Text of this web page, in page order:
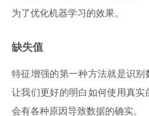
为了优化机器学习的效果。
缺失值
特征增强的第一种方法就是识别
让我们更好的明白如何使用真实
会有各种原因导致数据的确实。